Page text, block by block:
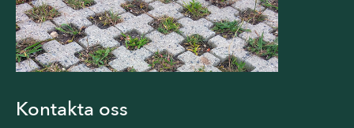
Kontakta oss